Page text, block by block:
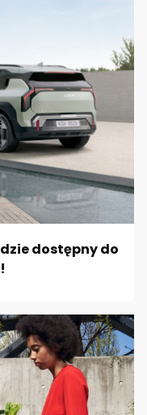
dostępny do